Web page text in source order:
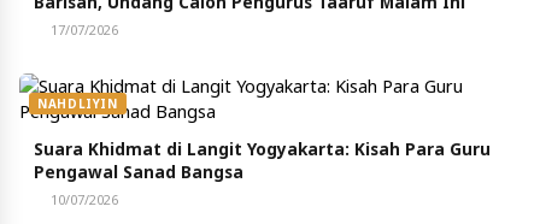
17/07/2026
NAHDLIYIN
Suara Khidmat di Langit Yogyakarta: Kisah Para Guru
Pengawal Sanad Bangsa
10/07/2026